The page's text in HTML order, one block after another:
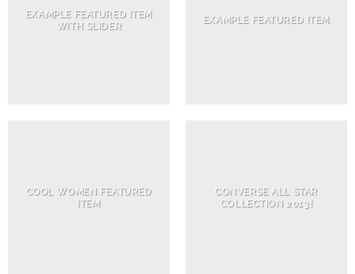
EXAMPLE FEATURED ITEM
WITH SLIDER
EXAMPLE FEATURED ITEM
COOL WOMEN FEATURED
ITEM
CONVERSE ALL STAR
COLLECTION 2013!